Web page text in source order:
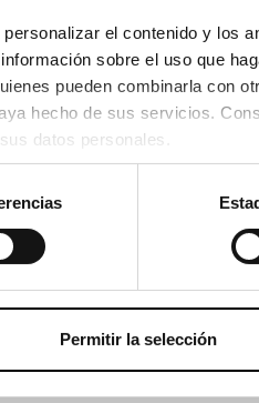
el contenido y los
sobre el uso que
pueden combinarla con
datos personales.
Permitir la selección
BETA OO 9436
OAKLEY
4 colores